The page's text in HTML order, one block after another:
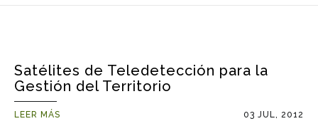
Satélites de Teledetección para la
Gestión del Territorio
LEER MÁS 03 JUL, 2012